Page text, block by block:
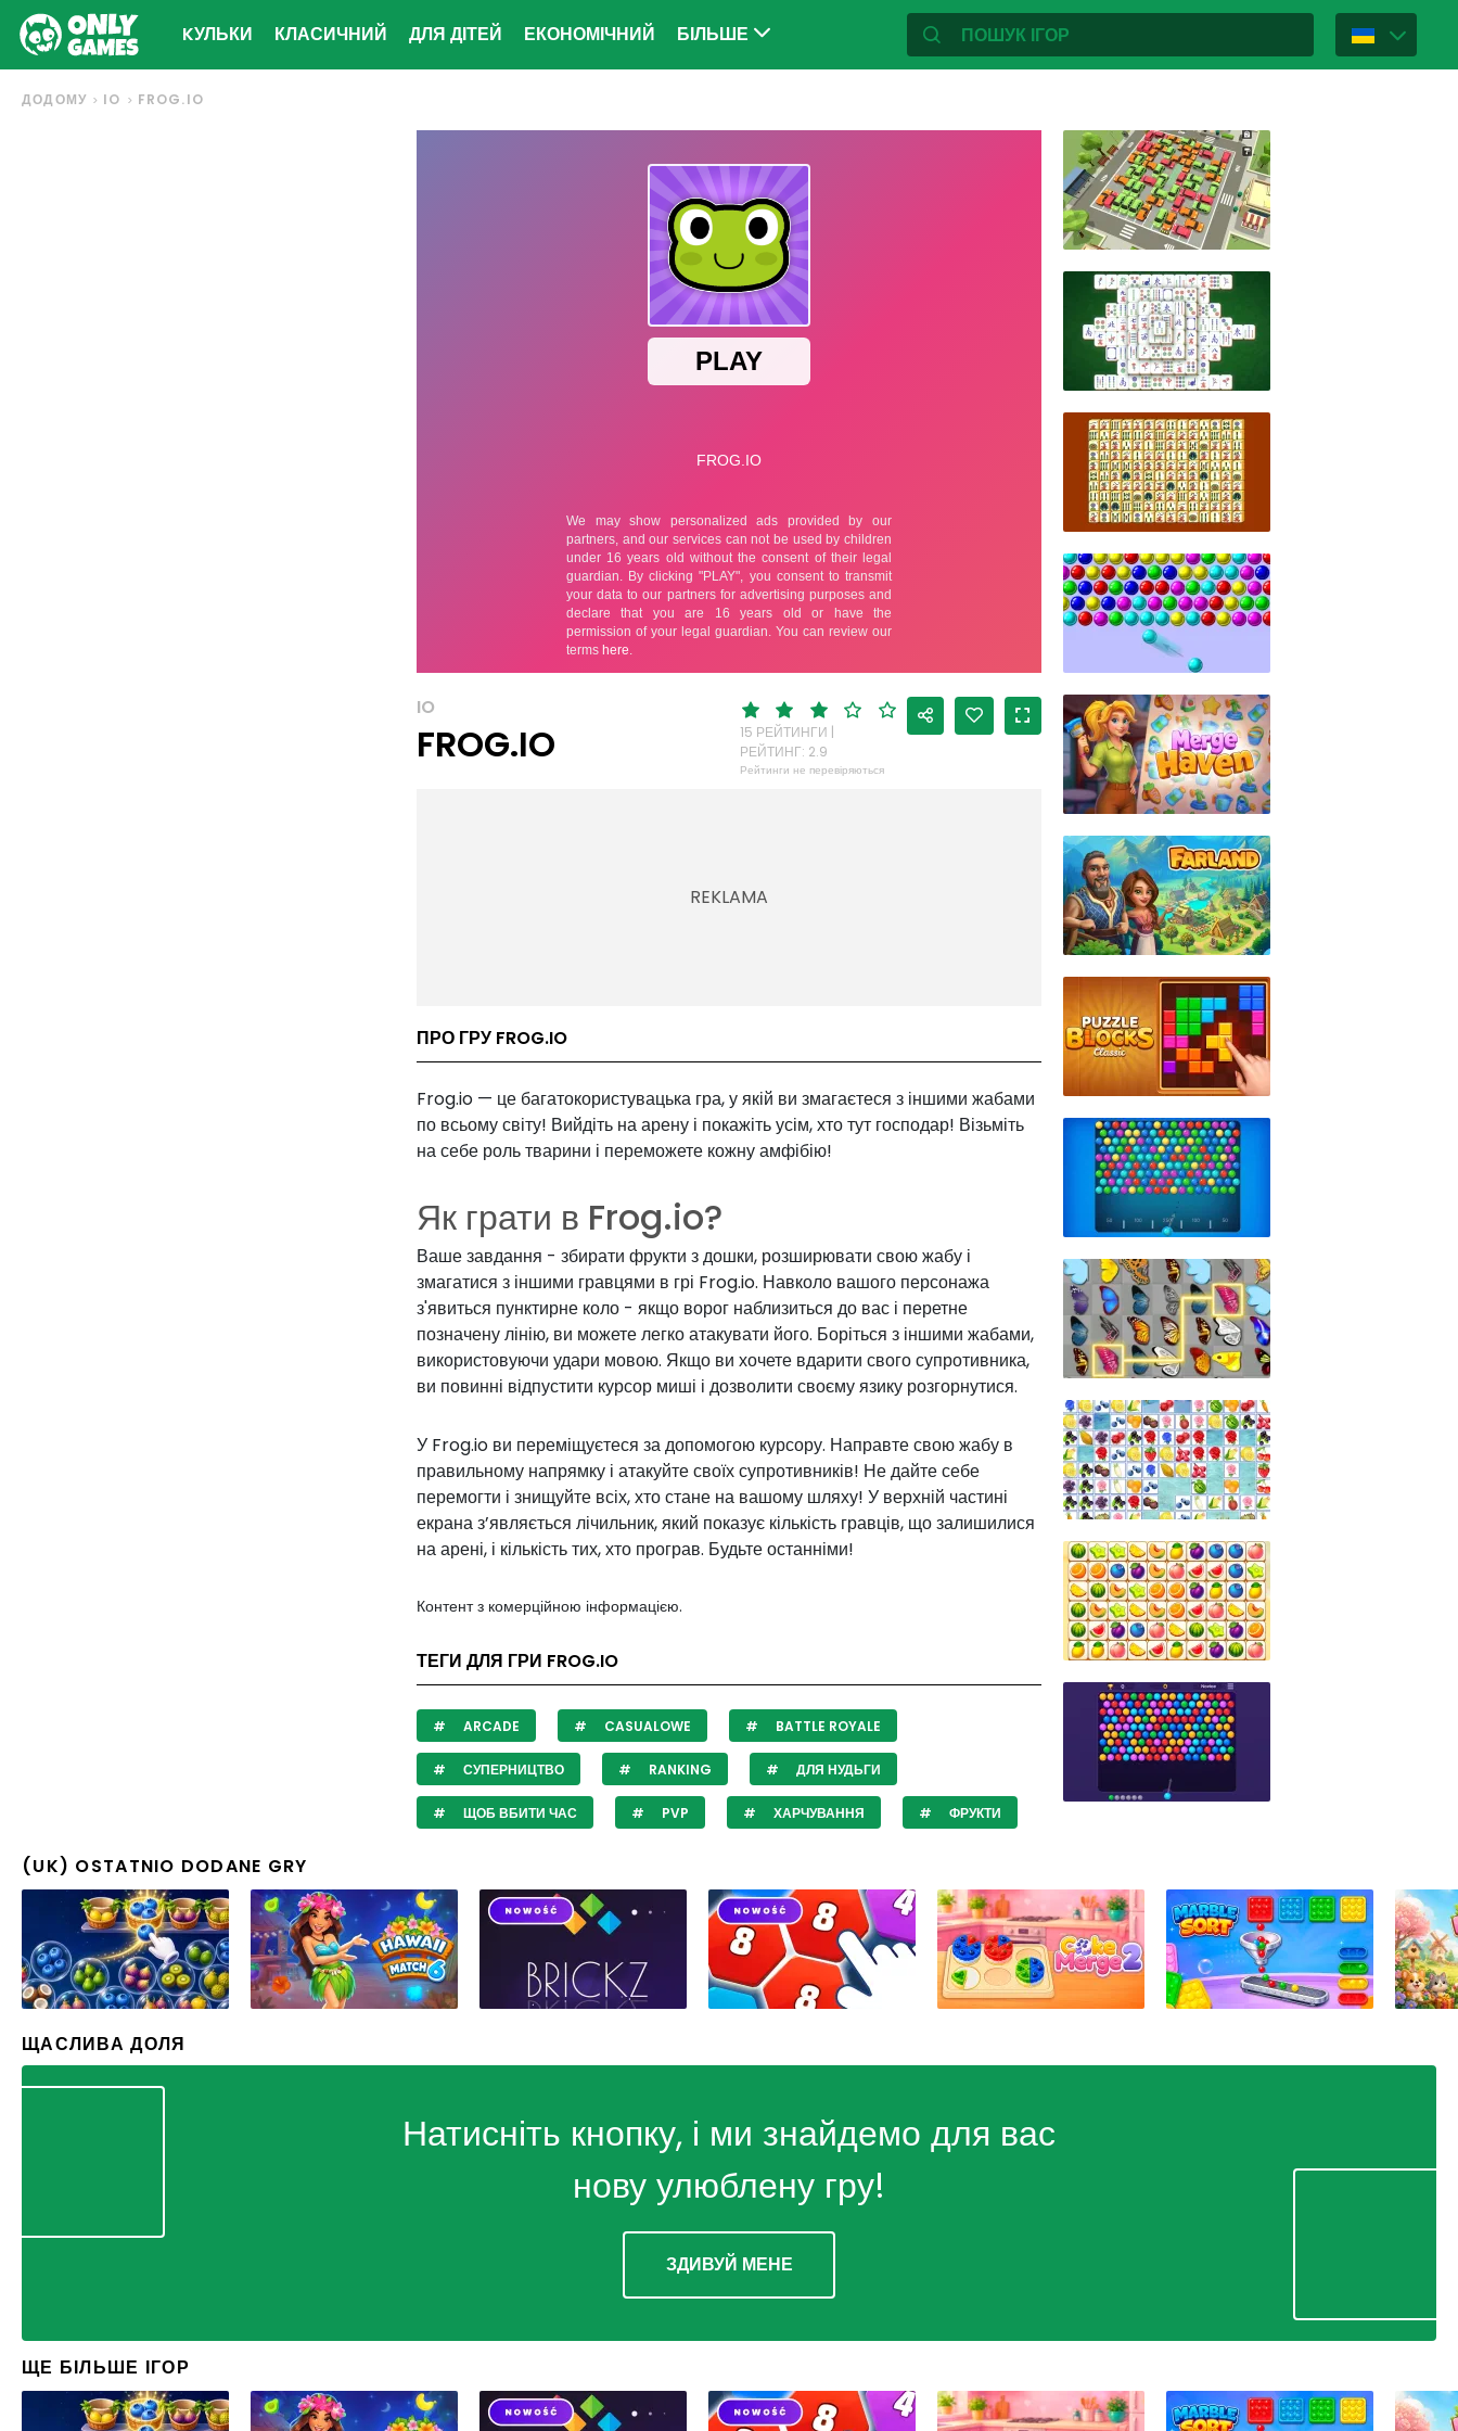
KУЛЬКИ КЛАСИЧНИЙ ДЛЯ ДІТЕЙ ЕКОНОМІЧНИЙ БІЛЬШЕ
ДОДОМУ IO FROG.IO
IO
FROG.IO
15 РЕЙТИНГИ |
РЕЙТИНГ: 2.9
Рейтинги не перевіряються
ПРО ГРУ FROG.IO
Frog.io — це багатокористувацька гра, у якій ви змагаєтеся з іншими жабами
по всьому світу! Вийдіть на арену і покажіть усім, хто тут господар! Візьміть
на себе роль тварини і переможете кожну амфібію!
Як грати в Frog.io?
Ваше завдання - збирати фрукти з дошки, розширювати свою жабу і
змагатися з іншими гравцями в грі Frog.io. Навколо вашого персонажа
з'явиться пунктирне коло - якщо ворог наблизиться до вас і перетне
позначену лінію, ви можете легко атакувати його. Боріться з іншими жабами,
використовуючи удари мовою. Якщо ви хочете вдарити свого супротивника,
ви повинні відпустити курсор миші і дозволити своєму язику розгорнутися.
У Frog.io ви переміщуєтеся за допомогою курсору. Направте свою жабу в
правильному напрямку і атакуйте своїх супротивників! Не дайте себе
перемогти і знищуйте всіх, хто стане на вашому шляху! У верхній частині
екрана з’являється лічильник, який показує кількість гравців, що залишилися
на арені, і кількість тих, хто програв. Будьте останніми!
Контент з комерційною інформацією.
ТЕГИ ДЛЯ ГРИ FROG.IO
ARCADE CASUALOWE BATTLE ROYALE
СУПЕРНИЦТВО RANKING ДЛЯ НУДЬГИ
ЩОБ ВБИТИ ЧАС PVP ХАРЧУВАННЯ ФРУКТИ
(UK) OSTATNIO DODANE GRY
ЩАСЛИВА ДОЛЯ
Натисніть кнопку, і ми знайдемо для вас
нову улюблену гру!
ЗДИВУЙ МЕНЕ
ЩЕ БІЛЬШЕ ІГОР